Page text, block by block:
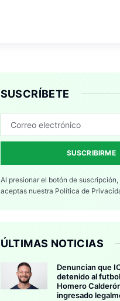
SUSCRÍBETE
SUSCRIBIRME
Al presionar el botón de
aceptas nuestra Política de
ÚLTIMAS NOTICIAS
Denuncian que
detenido al
Homero
ingresado